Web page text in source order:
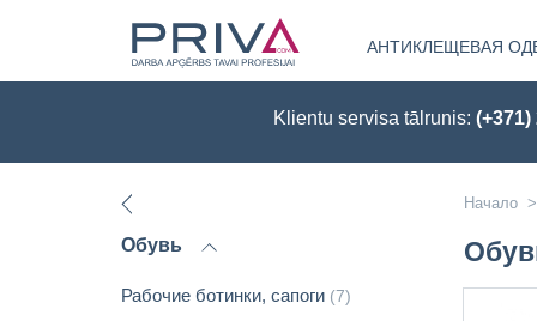
АНТИКЛЕЩЕВАЯ
Klientu servisa tālrunis: (+371)
Обувь
Рабочие ботинки, сапоги (7)
Начало >